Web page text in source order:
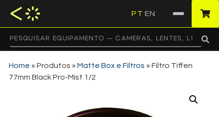
PT EN
Home » Produtos » Matte Box e Filtros » Filtro Tiffen
77mm Black Pro-Mist 1/2